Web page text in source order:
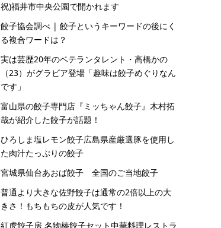
祝)福井市中央公園で開かれます
餃子協会調べ | 餃子というキーワードの後にく
る複合ワードは？
実は芸歴20年のベテランタレント・高橋かの
（23）がグラビア登場「趣味は餃子めぐりなん
です」
富山県の餃子専門店『ミッちゃん餃子』木村拓
哉が紹介した餃子が話題！
ひろしま塩レモン餃子広島県産厳選豚を使用し
た肉汁たっぷりの餃子
宮城県仙台あおば餃子 全国のご当地餃子
普通より大きな佐野餃子は通常の2倍以上の大
きさ！もちもちの皮が人気です！
紅虎餃子房 名物棒餃子セット中華料理レストラ